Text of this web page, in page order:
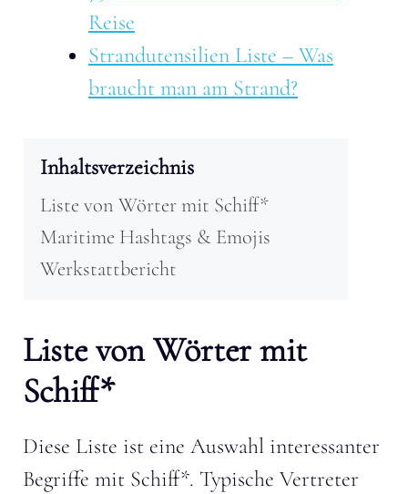
Reise
Strandutensilien Liste – Was
braucht man am Strand?
Inhaltsverzeichnis
Liste von Wörter mit Schiff*
Maritime Hashtags & Emojis
Werkstattbericht
Liste von Wörter mit
Schiff*
Diese Liste ist eine Auswahl interessanter
Begriffe mit Schiff*. Typische Vertreter